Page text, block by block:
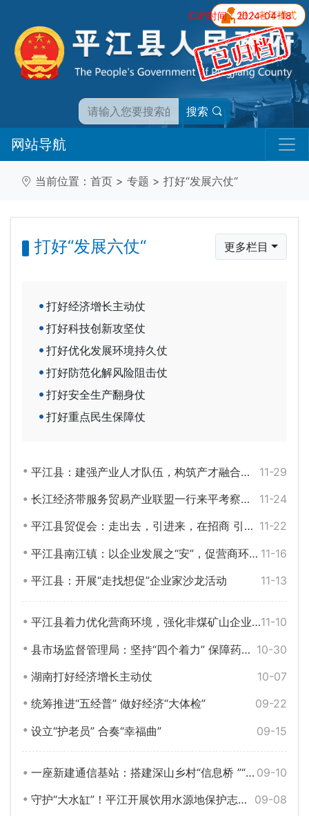
归档时间：2024-04-18
搜索
网站导航
当前位置： 首页 > 专题 > 打好“发展六仗“
打好“发展六仗“ 更多栏目
打好经济增长主动仗
打好科技创新攻坚仗
打好优化发展环境持久仗
打好防范化解风险阻击仗
打好安全生产翻身仗
打好重点民生保障仗
11-29
平江县：建强产业人才队伍，构筑产才融合营商环境
11-24
长江经济带服务贸易产业联盟一行来平考察调研
11-22
平江县贸促会：走出去，引进来，在招商 引资赛道上奋力奔跑
11-16
平江县南江镇：以企业发展之“安”，促营商环境之“优”
11-13
平江县：开展“走找想促”企业家沙龙活动
11-10
平江县着力优化营商环境，强化非煤矿山企业执法检查
10-30
县市场监督管理局：坚持“四个着力” 保障药品安全
10-07
湖南打好经济增长主动仗
09-22
统筹推进“五经普” 做好经济“大体检”
09-15
设立“护老员” 合奏“幸福曲”
09-10
一座新建通信基站：搭建深山乡村“信息桥 ”“数”绘乡村振兴
09-08
守护“大水缸”！平江开展饮用水源地保护志愿服务